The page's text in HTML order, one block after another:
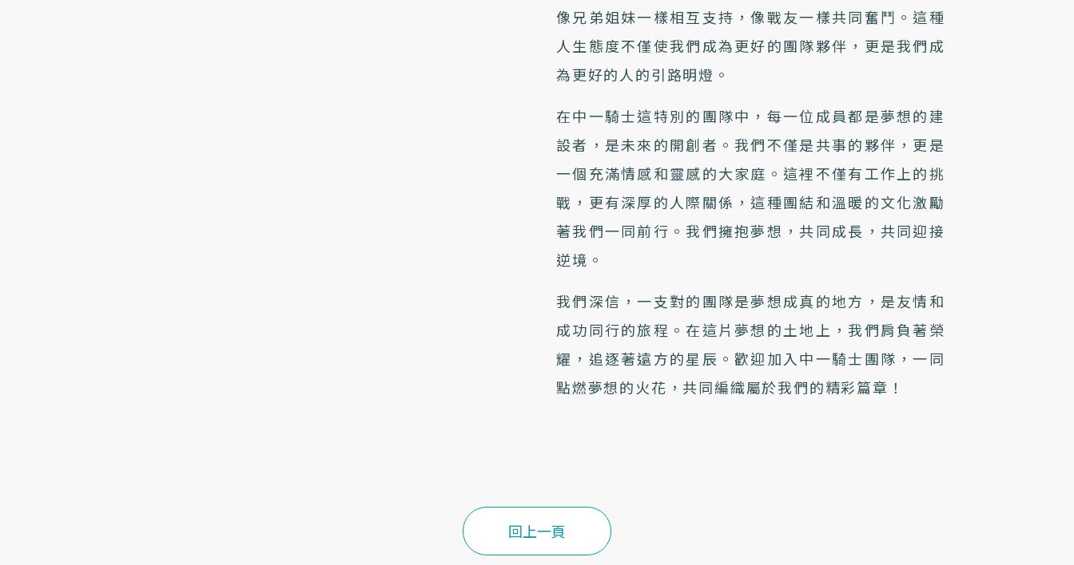
像兄弟姐妹一樣相互支持，像戰友一樣共同奮鬥。這種
人生態度不僅使我們成為更好的團隊夥伴，更是我們成
為更好的人的引路明燈。
在中一騎士這特別的團隊中，每一位成員都是夢想的建
設者，是未來的開創者。我們不僅是共事的夥伴，更是
一個充滿情感和靈感的大家庭。這裡不僅有工作上的挑
戰，更有深厚的人際關係，這種團結和溫暖的文化激勵
著我們一同前行。我們擁抱夢想，共同成長，共同迎接
逆境。
我們深信，一支對的團隊是夢想成真的地方，是友情和
成功同行的旅程。在這片夢想的土地上，我們肩負著榮
耀，追逐著遠方的星辰。歡迎加入中一騎士團隊，一同
點燃夢想的火花，共同編織屬於我們的精彩篇章！
回上一頁